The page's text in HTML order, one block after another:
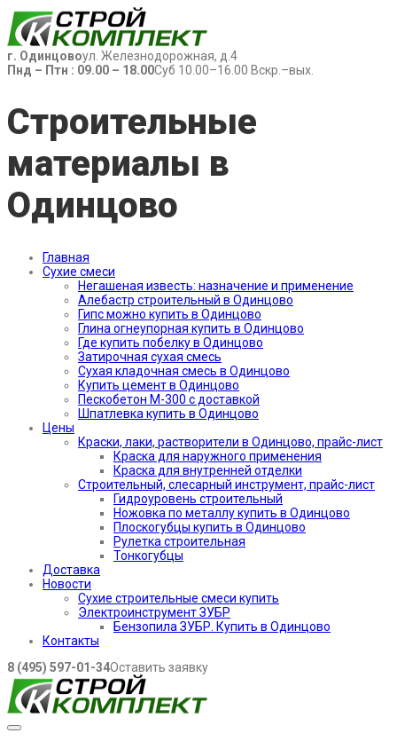
г. Одинцовоул. Железнодорожная, д.4
Пнд – Птн : 09.00 – 18.00Суб 10.00–16.00 Вскр.–вых.
Строительные
материалы в
Одинцово
Главная
Сухие смеси
Негашеная известь: назначение и применение
Алебастр строительный в Одинцово
Гипс можно купить в Одинцово
Глина огнеупорная купить в Одинцово
Где купить побелку в Одинцово
Затирочная сухая смесь
Сухая кладочная смесь в Одинцово
Купить цемент в Одинцово
Пескобетон М-300 с доставкой
Шпатлевка купить в Одинцово
Цены
Краски, лаки, растворители в Одинцово, прайс-лист
Краска для наружного применения
Краска для внутренней отделки
Строительный, слесарный инструмент, прайс-лист
Гидроуровень строительный
Ножовка по металлу купить в Одинцово
Плоскогубцы купить в Одинцово
Рулетка строительная
Тонкогубцы
Доставка
Новости
Сухие строительные смеси купить
Электроинструмент ЗУБР
Бензопила ЗУБР. Купить в Одинцово
Контакты
8 (495) 597-01-34Оставить заявку